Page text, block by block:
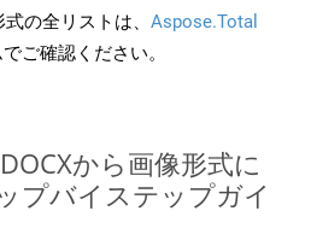
の全リストは、 Aspose.Total
ご確認ください。
から画像形式に
プバイステップガイ